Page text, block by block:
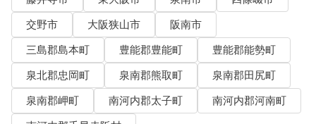
交野市
大阪狭山市
阪南市
三島郡島本町
豊能郡豊能町
豊能郡能勢町
泉北郡忠岡町
泉南郡熊取町
泉南郡田尻町
泉南郡岬町
南河内郡太子町
南河内郡河南町